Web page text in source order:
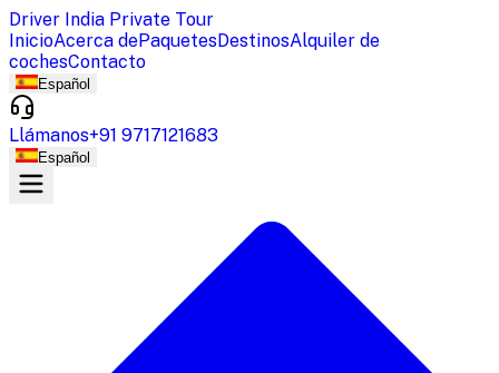
Driver India Private Tour
InicioAcerca dePaquetesDestinosAlquiler de
cochesContacto
Español
Llámanos+91 9717121683
Español